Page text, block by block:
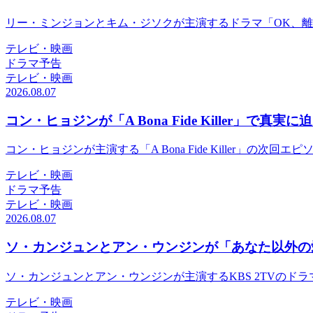
リー・ミンジョンとキム・ジソクが主演するドラマ「OK、
テレビ・映画
ドラマ予告
テレビ・映画
2026.08.07
コン・ヒョジンが「A Bona Fide Killer」で真実に
コン・ヒョジンが主演する「A Bona Fide Killer」の次回エ
テレビ・映画
ドラマ予告
テレビ・映画
2026.08.07
ソ・カンジュンとアン・ウンジンが「あなた以外
ソ・カンジュンとアン・ウンジンが主演するKBS 2TVのド
テレビ・映画